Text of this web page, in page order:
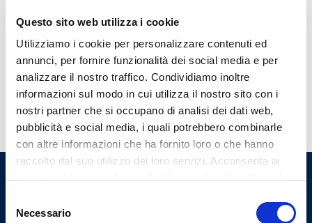
Questo sito web utilizza i cookie
Utilizziamo i cookie per personalizzare contenuti ed
annunci, per fornire funzionalità dei social media e per
analizzare il nostro traffico. Condividiamo inoltre
informazioni sul modo in cui utilizza il nostro sito con i
nostri partner che si occupano di analisi dei dati web,
pubblicità e social media, i quali potrebbero combinarle
con altre informazioni che ha fornito loro o che hanno
raccolto dal suo utilizzo dei loro servizi. Acconsenta ai
delNecessario
diligenza, perizia e prudenza e secondo equità,
osservando le norme deontologiche che regolano
l'esercizio della professione.
.
Chirurghi e degli Odontoiatri